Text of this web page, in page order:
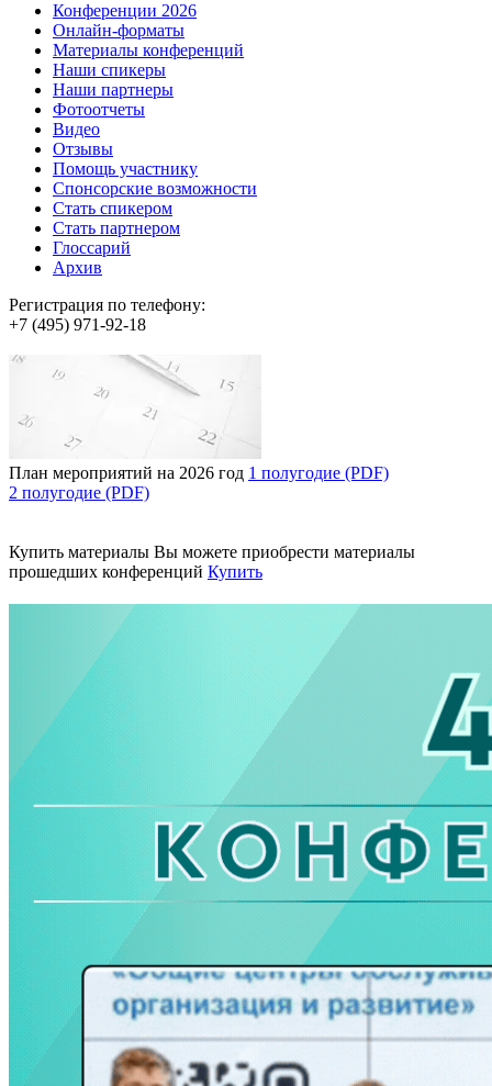
Конференции 2026
Онлайн-форматы
Материалы конференций
Наши спикеры
Наши партнеры
Фотоотчеты
Видео
Отзывы
Помощь участнику
Спонсорские возможности
Стать спикером
Стать партнером
Глоссарий
Архив
Регистрация по телефону:
+7 (495) 971-92-18
План мероприятий на 2026 год 1 полугодие (PDF)
2 полугодие (PDF)
Купить материалы Вы можете приобрести материалы
прошедших конференций Купить